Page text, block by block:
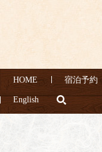
HOME 宿泊予約
English